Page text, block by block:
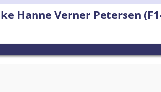
Hanne Verner Petersen